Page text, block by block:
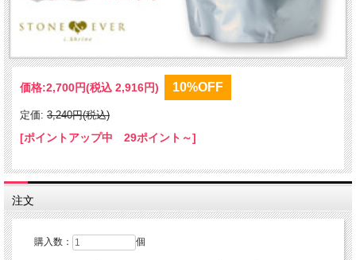
価格:2,700円(税込 2,916円) 10%OFF
定価: 3,240円(税込)
[ポイントアップ中 29ポイント～]
注文
購入数： 個